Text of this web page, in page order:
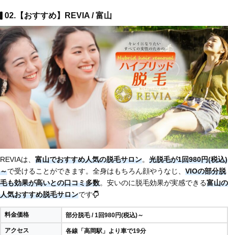
02.【おすすめ】REVIA / 富山
REVIAは、 富山でおすすめ人気の脱毛サロン。 光脱毛が1回980円(税込)
～で受けることができます。全身はもちろん顔やうなじ、 VIOの部分脱
毛も効果が高いとの口コミ多数。安いのに脱毛効果が実感できる富山の
人気おすすめ脱毛サロンです
料金価格 部分脱毛 / 1回980円(税込)～
アクセス 各線「高岡駅」より車で19分